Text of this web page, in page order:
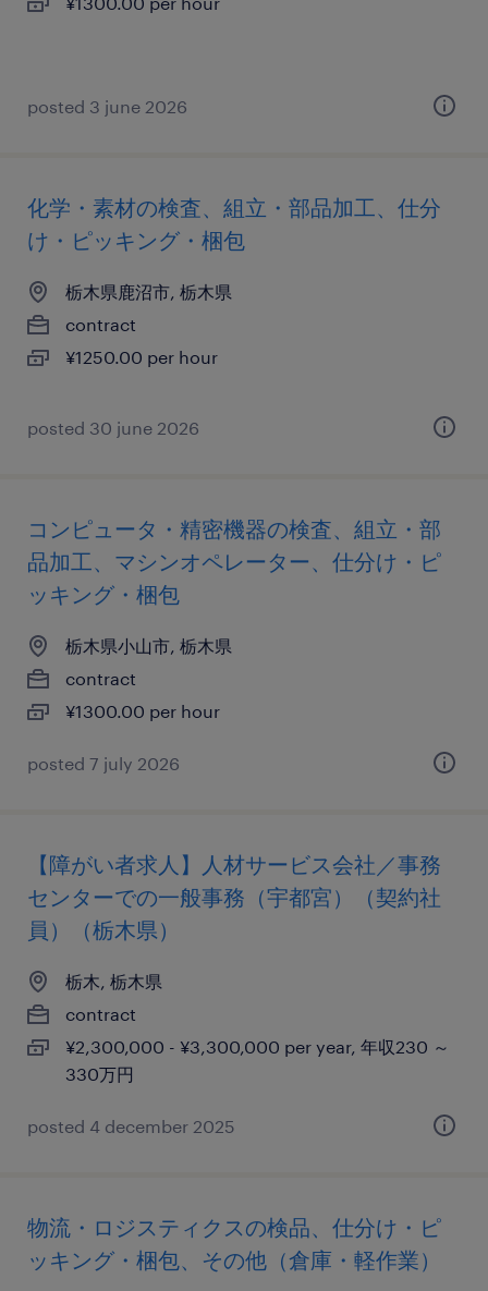
posted 3 june 2026
化学・素材の検査、組立・部品加工、仕分
け・ピッキング・梱包
栃木県鹿沼市, 栃木県
contract
¥1250.00 per hour
posted 30 june 2026
コンピュータ・精密機器の検査、組立・部
品加工、マシンオペレーター、仕分け・ピ
ッキング・梱包
栃木県小山市, 栃木県
contract
¥1300.00 per hour
posted 7 july 2026
【障がい者求人】人材サービス会社／事務
センターでの一般事務（宇都宮）（契約社
員）（栃木県）
栃木, 栃木県
contract
¥2,300,000 - ¥3,300,000 per year, 年収230 ～
330万円
posted 4 december 2025
物流・ロジスティクスの検品、仕分け・ピ
ッキング・梱包、その他（倉庫・軽作業）